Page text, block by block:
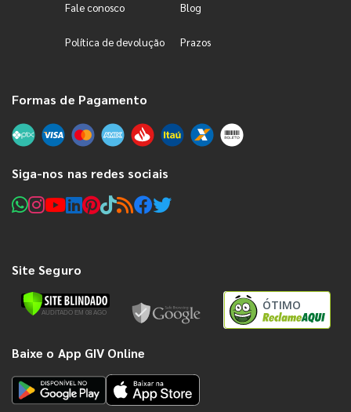
Fale conosco Blog
Política de devolução Prazos
Formas de Pagamento
Siga-nos nas redes sociais
Site Seguro
ÓTIMO
Baixe o App GIV Online